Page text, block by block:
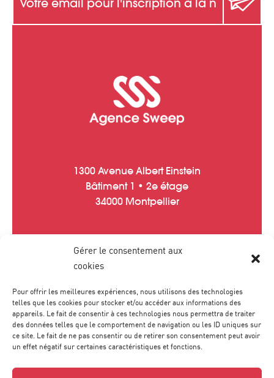
Gérer le consentement aux
cookies
Pour offrir les meilleures expériences, nous utilisons des technologies
telles que les cookies pour stocker et/ou accéder aux informations des
appareils. Le fait de consentir à ces technologies nous permettra de traiter
des données telles que le comportement de navigation ou les ID uniques sur
ce site. Le fait de ne pas consentir ou de retirer son consentement peut avoir
un effet négatif sur certaines caractéristiques et fonctions.
1300 Avenue Albert Einstein
Bâtiment 1 • 2e étage
34000 Montpellier
Tél :